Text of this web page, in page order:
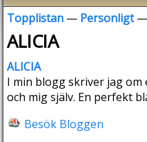
Topplistan — Personligt—
ALICIA
ALICIA
I min blogg skriver jag om
och mig själv. En perfekt
Besök Bloggen